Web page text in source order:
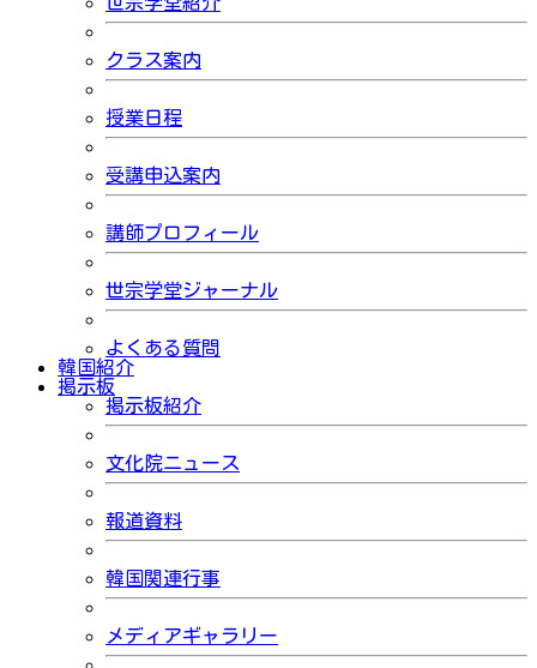
クラス案内
授業日程
受講申込案内
講師プロフィール
世宗学堂ジャーナル
よくある質問
韓国紹介
掲示板
掲示板紹介
文化院ニュース
報道資料
韓国関連行事
メディアギャラリー